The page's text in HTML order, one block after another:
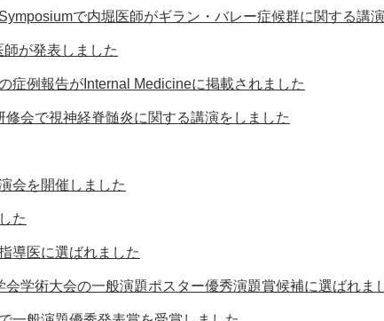
で内堀医師がギラン・バレー症候群に関する講
が発表しました
症例報告がInternal Medicineに掲載されました
会で視神経脊髄炎に関する講演をしました
会を開催しました
た
導医に選ばれました
学術大会の一般演題ポスター優秀演題賞候補に選ばれま